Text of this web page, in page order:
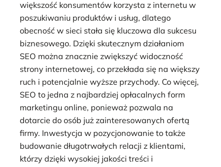
większość konsumentów korzysta z internetu w
poszukiwaniu produktów i usług, dlatego
obecność w sieci stała się kluczowa dla sukcesu
biznesowego. Dzięki skutecznym działaniom
SEO można znacznie zwiększyć widoczność
strony internetowej, co przekłada się na większy
ruch i potencjalnie wyższe przychody. Co więcej,
SEO to jedna z najbardziej opłacalnych form
marketingu online, ponieważ pozwala na
dotarcie do osób już zainteresowanych ofertą
firmy. Inwestycja w pozycjonowanie to także
budowanie długotrwałych relacji z klientami,
którzy dzięki wysokiej jakości treści i